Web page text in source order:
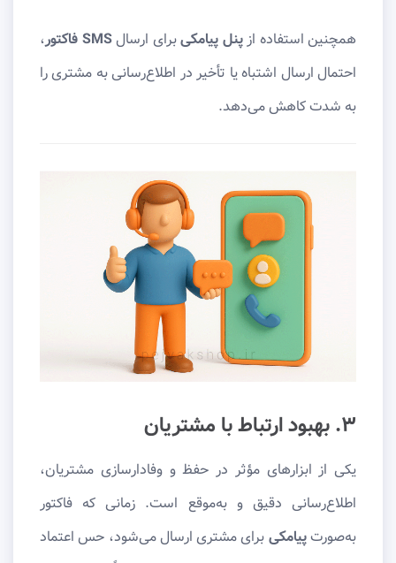
همچنین استفاده ازپنل پیامکیبرای ارسالSMS فاکتور
،
احتمال ارسال اشتباه یا تأخیر در اطلاع‌رسانی به مشتری را
به‌ شدت کاهش می‌دهد.
۳. بهبود ارتباط با مشتریان
یکی از ابزارهای مؤثر در حفظ و وفادارسازی مشتریان،
اطلاع‌رسانی دقیق و به‌موقع است. زمانی که فاکتور
به‌صورتپیامکی برای مشتری ارسال می‌شود، حس اعتماد